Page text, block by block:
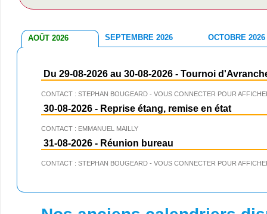
AOÛT 2026 SEPTEMBRE 2026 OCTOBRE 2026
Du 29-08-2026 au 30-08-2026 - Tournoi
CONTACT : STEPHAN BOUGEARD - VOUS CONNECTER POUR
30-08-2026 - Reprise étang, remise en état
CONTACT : EMMANUEL MAILLY
31-08-2026 - Réunion bureau
CONTACT : STEPHAN BOUGEARD - VOUS CONNECTER POUR